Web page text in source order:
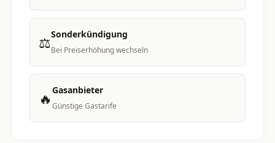
⚖️Sonderkündigung
Bei Preiserhöhung wechseln
🔥 Gasanbieter
Günstige Gastarife